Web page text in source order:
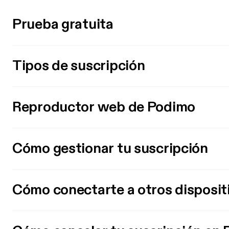
Prueba gratuita
Tipos de suscripción
Reproductor web de Podimo
Cómo gestionar tu suscripción
Cómo conectarte a otros